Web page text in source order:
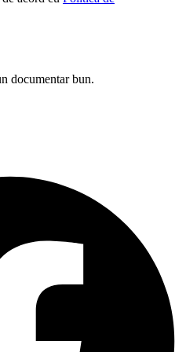
documentar bun.